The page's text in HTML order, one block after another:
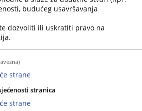
1599 PREGLEDA
u Bosni i Hercegovini
budućeg usavršavanja
dozvoliti ili uskratiti pravo na
strane
stranica
strane